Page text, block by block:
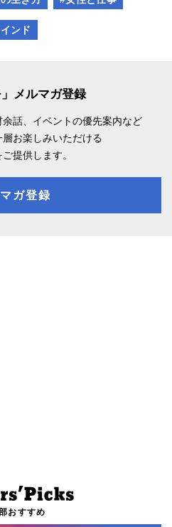
ンド
」メルマガ登録
話、 イベントの優先案内など
層お楽しみいただける
提供します。
ガ登録
おすすめ